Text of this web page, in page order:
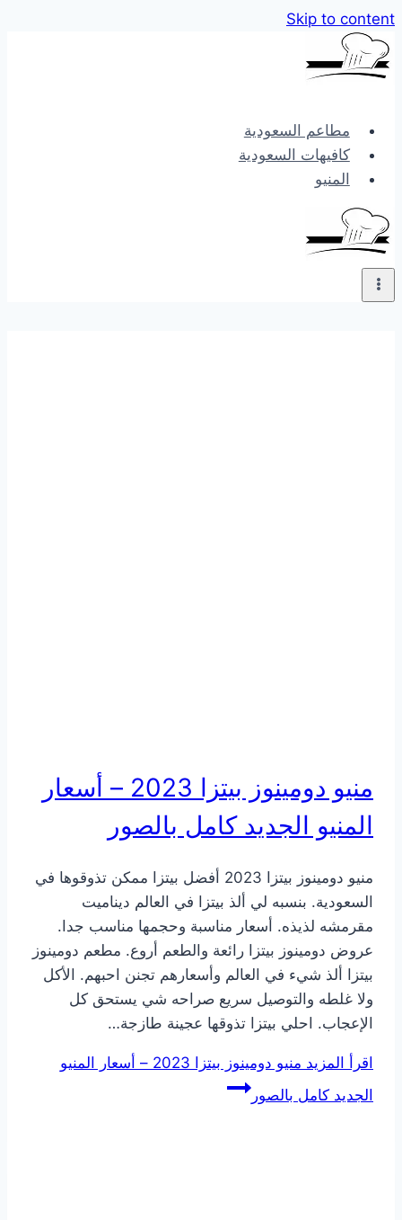
Skip to content
مطاعم السعودية
كافيهات السعودية
المنيو
منيو دومينوز بيتزا 2023 – أسعار
المنيو الجديد كامل بالصور
منيو دومينوز بيتزا 2023 أفضل بيتزا ممكن تذوقوها في
السعودية. بنسبه لي ألذ بيتزا في العالم ديناميت
مقرمشه لذيذه. أسعار مناسبة وحجمها مناسب جدا.
عروض دومينوز بيتزا رائعة والطعم أروع. مطعم دومينوز
بيتزا ألذ شيء في العالم وأسعارهم تجنن احبهم. الأكل
ولا غلطه والتوصيل سريع صراحه شي يستحق كل
الإعجاب. احلي بيتزا تذوقها عجينة طازجة…
اقرأ المزيد
منيو دومينوز بيتزا 2023 – أسعار المنيو
الجديد كامل بالصور